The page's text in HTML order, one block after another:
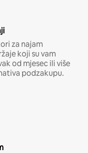
za najam
koji su vam
od mjesec ili više
podzakupu.